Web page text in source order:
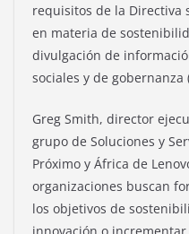
requisitos de la Directiva
en materia de
divulgación de
sociales y de gobernanza
Greg Smith, director
grupo de Soluciones y
Próximo y África de
organizaciones buscan
los objetivos de